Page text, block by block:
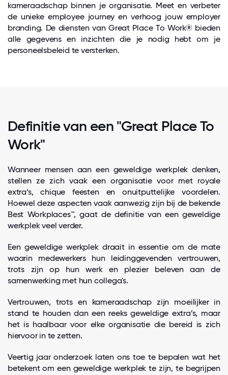
kameraadschap binnen je organisatie. Meet en verbeter
de unieke employee journey en verhoog jouw employer
branding. De diensten van Great Place To Work® bieden
alle gegevens en inzichten die je nodig hebt om je
personeelsbeleid te versterken.
Definitie van een "Great Place To
Work"
Wanneer mensen aan een geweldige werkplek denken,
stellen ze zich vaak een organisatie voor met royale
extra’s, chique feesten en onuitputtelijke voordelen.
Hoewel deze aspecten vaak aanwezig zijn bij de bekende
Best Workplaces™, gaat de definitie van een geweldige
werkplek veel verder.
Een geweldige werkplek draait in essentie om de mate
waarin medewerkers hun leidinggevenden vertrouwen,
trots zijn op hun werk en plezier beleven aan de
samenwerking met hun collega's.
Vertrouwen, trots en kameraadschap zijn moeilijker in
stand te houden dan een reeks geweldige extra’s, maar
het is haalbaar voor elke organisatie die bereid is zich
hiervoor in te zetten.
Veertig jaar onderzoek laten ons toe te bepalen wat het
betekent om een geweldige werkplek te zijn, te begrijpen